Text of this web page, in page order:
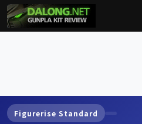
Figurerise Standard